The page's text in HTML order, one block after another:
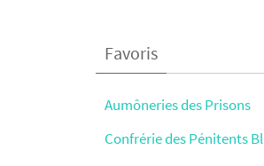
Favoris
Aumôneries des Prisons
Confrérie des Pénitents